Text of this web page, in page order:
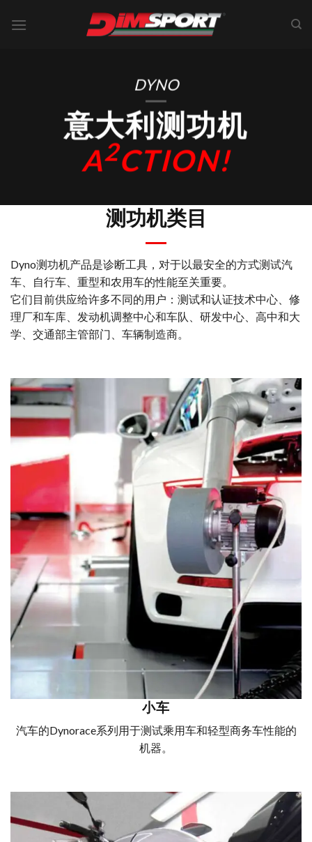
DYNO
意大利测功机
A2CTION!
测功机类目
Dyno测功机产品是诊断工具，对于以最安全的方式测试汽
车、自行车、重型和农用车的性能至关重要。
它们目前供应给许多不同的用户：测试和认证技术中心、修
理厂和车库、发动机调整中心和车队、研发中心、高中和大
学、交通部主管部门、车辆制造商。
Dynorace是一款用于测试乘用车和轻型商务车性能的机器。
小车
汽车的Dynorace系列用于测试乘用车和轻型商务车性能的
机器。